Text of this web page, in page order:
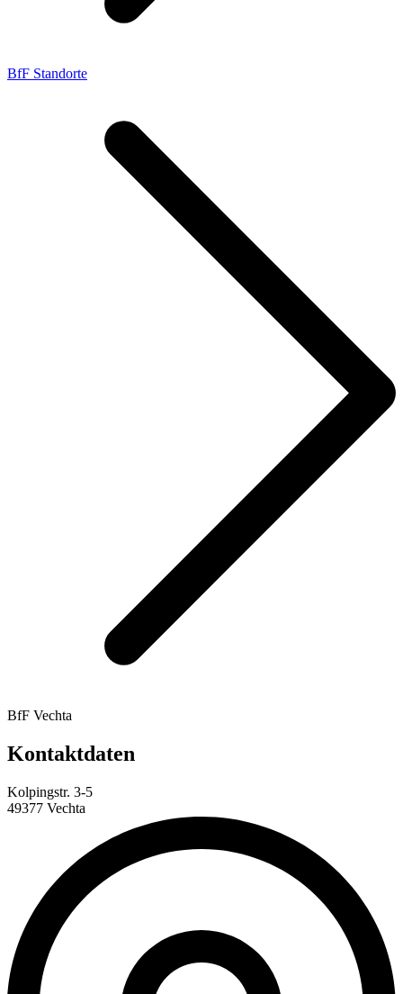
BfF Standorte
BfF Vechta
Kontaktdaten
Kolpingstr. 3-5
49377 Vechta